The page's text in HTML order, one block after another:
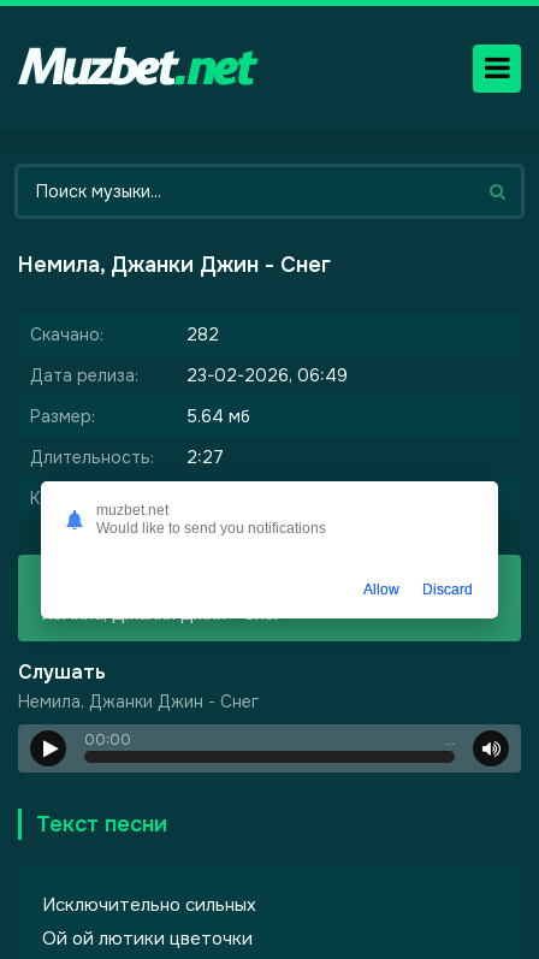
Немила, Джанки Джин - Снег
Скачано:
282
Дата релиза:
23-02-2026, 06:49
Размер:
5.64 мб
Длительность:
2:27
Качество:
Немила, Джанки Джин - Снег
Слушать
Немила, Джанки Джин - Снег
00:00 …
Текст песни
Исключительно сильных
Ой ой лютики цветочки
muzbet.net
Would like to send you notifications
Allow Discard